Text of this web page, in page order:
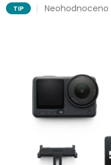
TIP
Průměrné
5
hvězdiček.
Neohodnoceno